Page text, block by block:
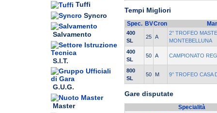
Tuffi
Syncro
Salvamento
S.I.T.
G.U.G.
Master
Tempi Migliori
Spec. BVCron
400
SL
25 A
2° TROFEO
MONTEBELLUNA
400
SL
50 A CAMPIONATO
800
SL
50 M 9° TROFEO CASA
Gare disputate
Specialità